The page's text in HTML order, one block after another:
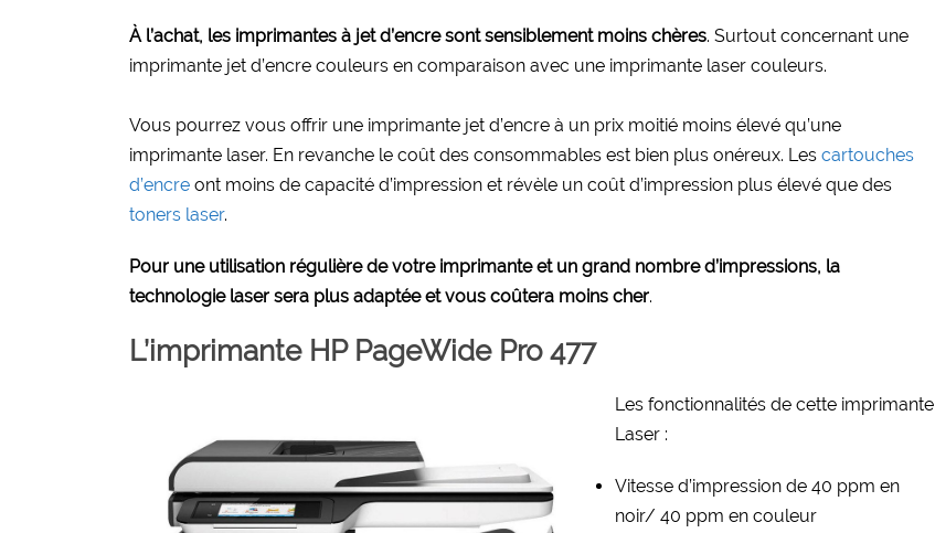
À l’achat, les imprimantes à jet d’encre sont sensiblement moins chères. Surtout concernant une
imprimante jet d’encre couleurs en comparaison avec une imprimante laser couleurs.
Vous pourrez vous offrir une imprimante jet d’encre à un prix moitié moins élevé qu’une
imprimante laser. En revanche le coût des consommables est bien plus onéreux. Les cartouches
d’encre ont moins de capacité d’impression et révèle un coût d’impression plus élevé que des
toners laser.
Pour une utilisation régulière de votre imprimante et un grand nombre d’impressions, la
technologie laser sera plus adaptée et vous coûtera moins cher.
L’imprimante HP PageWide Pro 477
Les fonctionnalités de cette imprimante
Laser :
Vitesse d’impression de 40 ppm en
noir/ 40 ppm en couleur